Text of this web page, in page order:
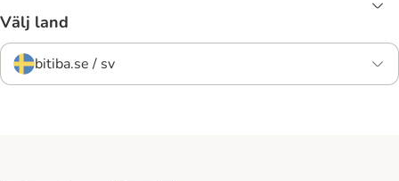
Välj land
bitiba.se / sv